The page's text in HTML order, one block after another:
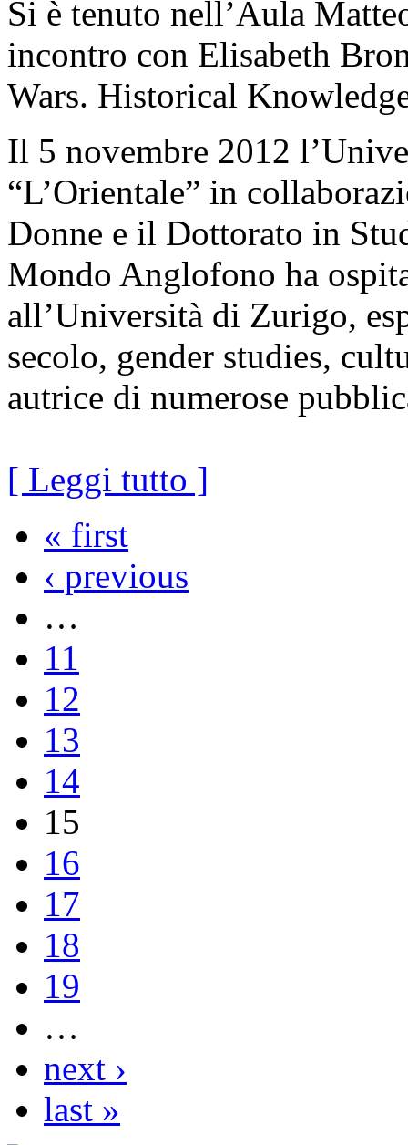
Si è tenuto nell’Aula
incontro con Elisabeth
Wars. Historical
Il 5 novembre 2012
“L’Orientale” in
Donne e il Dottorato in
Mondo Anglofono ha
all’Università di Zurigo,
secolo, gender studies,
autrice di numerose
[ Leggi tutto ]
« first
‹ previous
…
11
12
13
14
15
16
17
18
19
…
next ›
last »